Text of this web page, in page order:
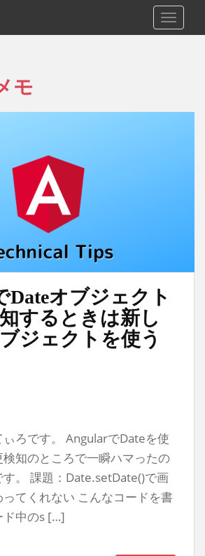
モ
Dateオブジェクト
するときは新し
ジェクトを使う
ぃろです。 AngularでDateを使
知のところで一瞬ハマったの
。 課題：Date.setDate()で画
てくれない こんなコードを書
ド中のs […]